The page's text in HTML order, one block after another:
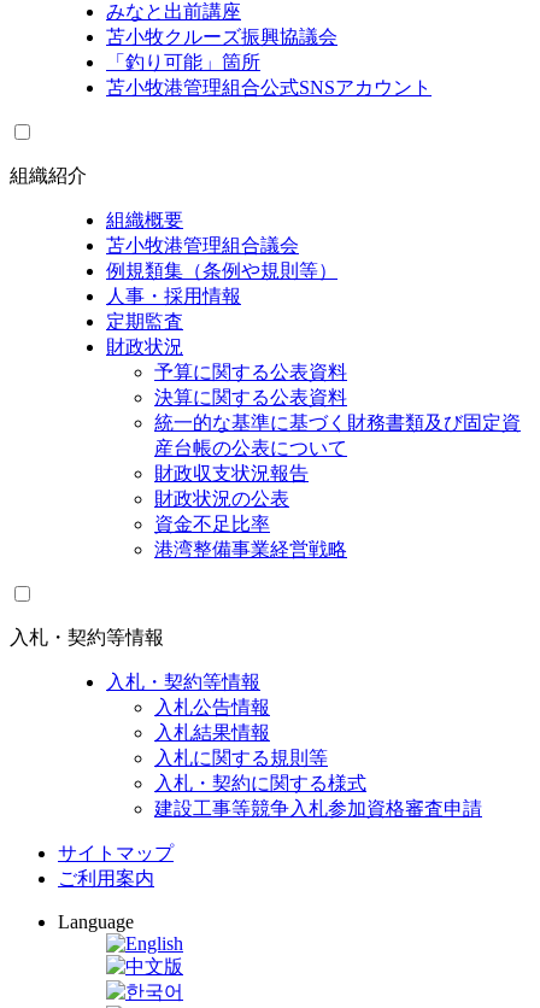
みなと出前講座
苫小牧クルーズ振興協議会
「釣り可能」箇所
苫小牧港管理組合公式SNSアカウント
組織紹介
組織概要
苫小牧港管理組合議会
例規類集（条例や規則等）
人事・採用情報
定期監査
財政状況
予算に関する公表資料
決算に関する公表資料
統一的な基準に基づく財務書類及び固定資
産台帳の公表について
財政収支状況報告
財政状況の公表
資金不足比率
港湾整備事業経営戦略
入札・契約等情報
入札・契約等情報
入札公告情報
入札結果情報
入札に関する規則等
入札・契約に関する様式
建設工事等競争入札参加資格審査申請
サイトマップ
ご利用案内
Language